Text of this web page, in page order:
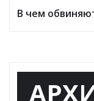
В чем